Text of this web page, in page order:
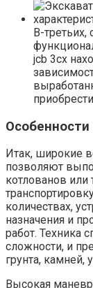
В-
jcb 3cx
Особенности
Итак, широкие
позволяют
котлованов
количествах,
назначения и
работ. Техника
сложности, и
грунта, камней,
Высокая